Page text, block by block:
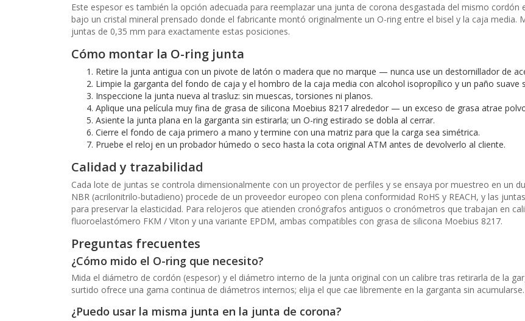
Este espesor es también la opción adecuada para reemplazar una junta de corona desgastada del mismo
bajo un cristal mineral prensado donde el fabricante montó originalmente un O-ring entre el bisel y la caja media.
juntas de 0,35 mm para exactamente estas posiciones.
Cómo montar la O-ring junta
Retire la junta antigua con un pivote de latón o madera que no marque — nunca use un destornillador de
Limpie la garganta del fondo de caja y el hombro de la caja media con alcohol isopropílico y un paño suave
Inspeccione la junta nueva al trasluz: sin muescas, torsiones ni planos.
Aplique una película muy fina de grasa de silicona Moebius 8217 alrededor — un exceso de grasa atrae
Asiente la junta plana en la garganta sin estirarla; un O-ring estirado se dobla al cerrar.
Cierre el fondo de caja primero a mano y termine con una matriz para que la carga sea simétrica.
Pruebe el reloj en un probador húmedo o seco hasta la cota original ATM antes de devolverlo al cliente.
Calidad y trazabilidad
Cada lote de juntas se controla dimensionalmente con un proyector de perfiles y se ensaya por muestreo en un
NBR (acrilonitrilo-butadieno) procede de un proveedor europeo con plena conformidad RoHS y REACH, y las
para preservar la elasticidad. Para relojeros que atienden cronógrafos antiguos o cronómetros que trabajan en
fluoroelastómero FKM / Viton y una variante EPDM, ambas compatibles con grasa de silicona Moebius 8217.
Preguntas frecuentes
¿Cómo mido el O-ring que necesito?
Mida el diámetro de cordón (espesor) y el diámetro interno de la junta original con un calibre tras retirarla de la
surtido ofrece una gama continua de diámetros internos; elija el que cae libremente en la garganta sin acumularse.
¿Puedo usar la misma junta en la junta de corona?